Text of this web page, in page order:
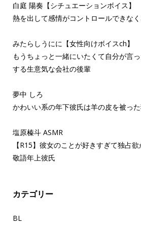
白庭 陽奏【シチュエーションボイス】
熱を出して感情がコントロールできな
みたらしうにに【女性向けボイスch】
もうちょっと一緒にいたくて自分が言
する生意気な会社の後輩
夢中 しろ
かわいい系の年下彼氏は羊の皮を被っ
塩原榛斗 ASMR
【R15】彼女のことが好きすぎて独占
敬語年上彼氏
カテゴリー
BL